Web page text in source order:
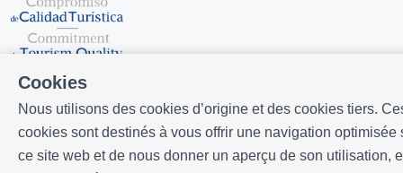
Cookies
Nous utilisons des cookies d’origine et des cookies tiers.
cookies sont destinés à vous offrir une navigation optimisée
ce site web et de nous donner un aperçu de son utilisation,